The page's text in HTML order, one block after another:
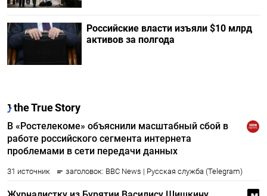
Российские власти изъяли $10 млрд
активов за полгода